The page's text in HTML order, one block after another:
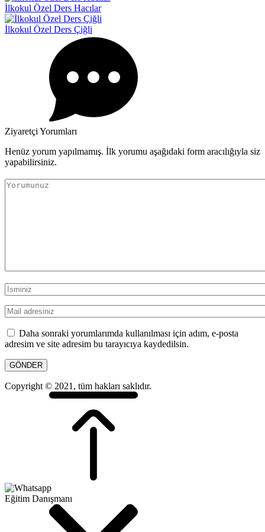
İlkokul Özel Ders Hacılar
İlkokul Özel Ders Çiğli
Ziyaretçi Yorumları
Henüz yorum yapılmamış. İlk yorumu aşağıdaki form aracılığıyla siz
yapabilirsiniz.
Daha sonraki yorumlarımda kullanılması için adım, e-posta
adresim ve site adresim bu tarayıcıya kaydedilsin.
Copyright © 2021, tüm hakları saklıdır.
Eğitim Danışmanı